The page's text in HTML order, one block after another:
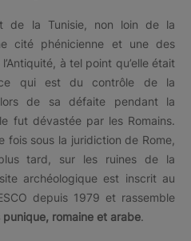
de la Tunisie, non loin de la
cité phénicienne et une des
à tel point qu’elle était
qui est du contrôle de la
lors de sa défaite pendant la
fut dévastée par les Romains.
fois sous la juridiction de Rome,
tard, sur les ruines de la
archéologique est inscrit au
depuis 1979 et rassemble
romaine et arabe.